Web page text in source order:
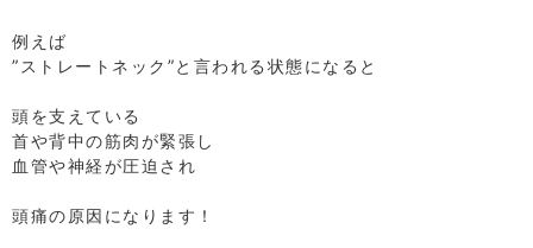
例えば
”ストレートネック”と言われる状態になると
頭を支えている
首や背中の筋肉が緊張し
血管や神経が圧迫され
頭痛の原因になります！